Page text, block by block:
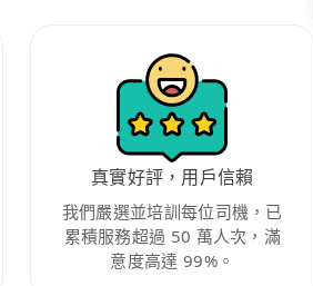
真實好評，用戶信賴
我們嚴選並培訓每位司機，已
累積服務超過 50 萬人次，滿
意度高達 99%。